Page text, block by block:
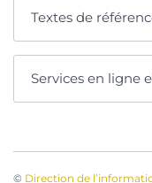
Textes de
Services en ligne
© Direction de